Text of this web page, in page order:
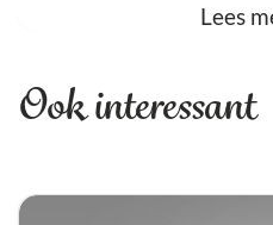
Dankzij de coating met
tools. Hierdoor werk je
maar ook soepeler en
Wat maakt het Diamand
Lees
Ook interessant